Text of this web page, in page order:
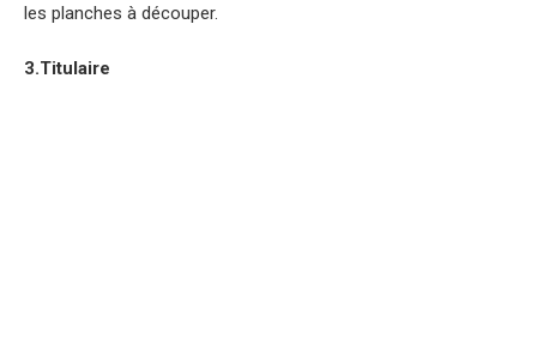
les planches à découper.
3.Titulaire